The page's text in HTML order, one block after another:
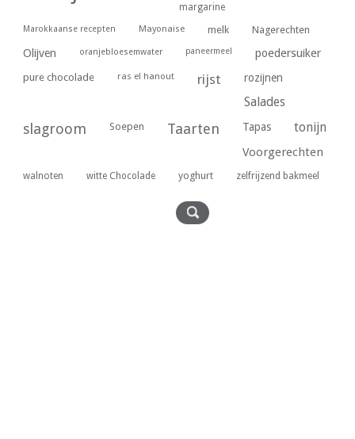
margarine
Marokkaanse recepten Mayonaise melk Nagerechten
Olijven oranjebloesemwater paneermeel poedersuiker
pure chocolade ras el hanout rijst rozijnen
Salades
slagroom Soepen Taarten Tapas tonijn
Voorgerechten
walnoten witte Chocolade yoghurt zelfrijzend bakmeel